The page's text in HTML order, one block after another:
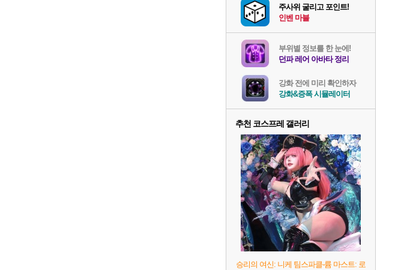
주사위 굴리고 포인트!
인벤 마블
부위별 정보를 한 눈에!
던파 레어 아바타 정리
강화 전에 미리 확인하자
강화&증폭 시뮬레이터
추천 코스프레 갤러리
승리의 여신: 니케 팀스파클-륨 마스트: 로